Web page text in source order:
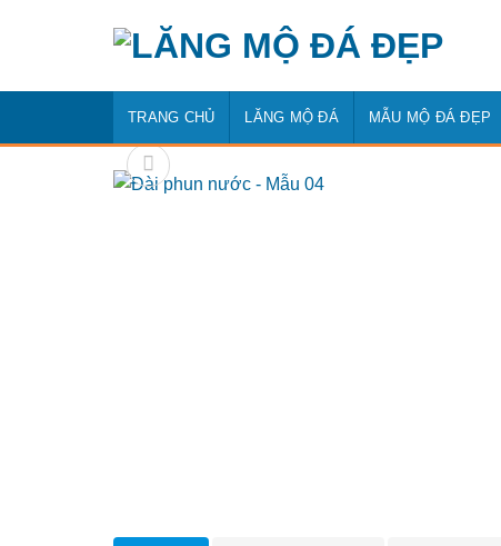
dung
TRANG CHỦ LĂNG MỘ ĐÁ MẪU MỘ ĐÁ ĐẸP